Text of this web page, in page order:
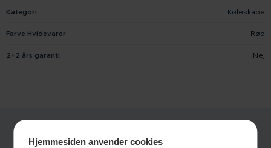
Hjemmesiden anvender cookies
Kategori Køleskabe
Farve Hvidevarer Rød
2+2 års garanti Nej